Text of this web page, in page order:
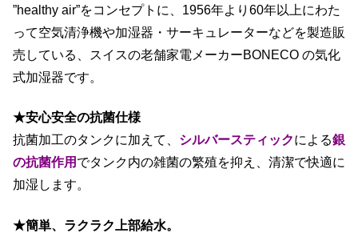
”healthy air”をコンセプトに、1956年より60年以上にわた
って空気清浄機や加湿器・サーキュレーターなどを製造販
売している、スイスの老舗家電メーカーBONECO の気化
式加湿器です。
★安心安全の抗菌仕様
抗菌加工のタンクに加えて、 シルバースティックによる銀
の抗菌作用 でタンク内の雑菌の繁殖を抑え、清潔で快適に
加湿します。
★簡単、ラクラク上部給水。